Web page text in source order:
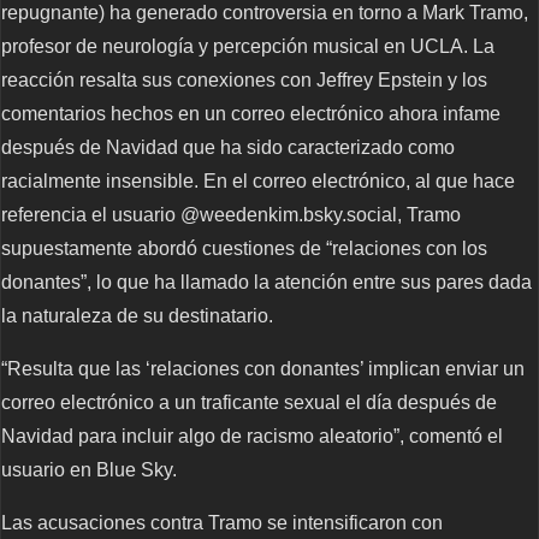
repugnante) ha generado controversia en torno a Mark Tramo,
profesor de neurología y percepción musical en UCLA. La
reacción resalta sus conexiones con Jeffrey Epstein y los
comentarios hechos en un correo electrónico ahora infame
después de Navidad que ha sido caracterizado como
racialmente insensible. En el correo electrónico, al que hace
referencia el usuario @weedenkim.bsky.social, Tramo
supuestamente abordó cuestiones de “relaciones con los
donantes”, lo que ha llamado la atención entre sus pares dada
la naturaleza de su destinatario.
“Resulta que las ‘relaciones con donantes’ implican enviar un
correo electrónico a un traficante sexual el día después de
Navidad para incluir algo de racismo aleatorio”, comentó el
usuario en Blue Sky.
Las acusaciones contra Tramo se intensificaron con